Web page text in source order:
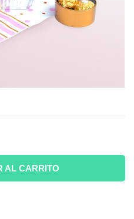
AL CARRITO